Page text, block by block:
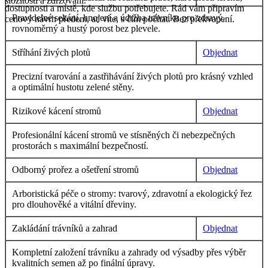
dostupnosti a místě, kde službu potřebujete. Rád vám připravím
cenový návrh předem, ať víte, s čím počítat. Bez překvapení.
Pravidelné sekání, hnojení a údržba trávníku pro zdravý,
rovnoměrný a hustý porost bez plevele.
Stříhání živých plotů Objednat
Precizní tvarování a zastřihávání živých plotů pro krásný vzhled
a optimální hustotu zelené stěny.
Rizikové kácení stromů Objednat
Profesionální kácení stromů ve stísněných či nebezpečných
prostorách s maximální bezpečností.
Odborný prořez a ošetření stromů Objednat
Arboristická péče o stromy: tvarový, zdravotní a ekologický řez
pro dlouhověké a vitální dřeviny.
Zakládání trávníků a zahrad Objednat
Kompletní založení trávníku a zahrady od výsadby přes výběr
kvalitních semen až po finální úpravy.